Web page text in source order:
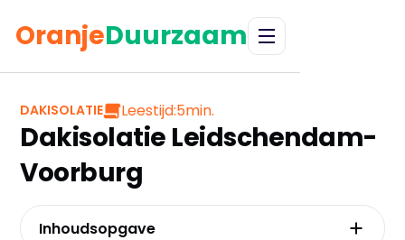
OranjeDuurzaam
DAKISOLATIE Leestijd:5min.
Dakisolatie Leidschendam-
Voorburg
Inhoudsopgave